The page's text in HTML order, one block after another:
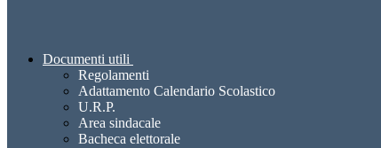
Documenti utili
Regolamenti
Adattamento Calendario Scolastico
U.R.P.
Area sindacale
Bacheca elettorale